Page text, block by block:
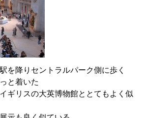
を降りセントラルパーク側に歩く
と着いた
ギリスの大英博物館ととてもよく似